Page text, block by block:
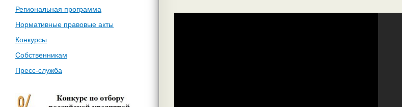
Региональная программа
Нормативные правовые акты
Конкурсы
Собственникам
Пресс-служба